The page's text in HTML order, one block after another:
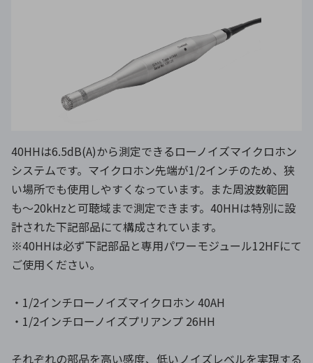
40HHは6.5dB(A)から測定できるローノイズマイクロホン
システムです。マイクロホン先端が1/2インチのため、狭
い場所でも使用しやすくなっています。また周波数範囲
も〜20kHzと可聴域まで測定できます。40HHは特別に設
計された下記部品にて構成されています。
※40HHは必ず下記部品と専用パワーモジュール12HFにて
ご使用ください。
・1/2インチローノイズマイクロホン 40AH
・1/2インチローノイズプリアンプ 26HH
それぞれの部品を高い感度、低いノイズレベルを実現する